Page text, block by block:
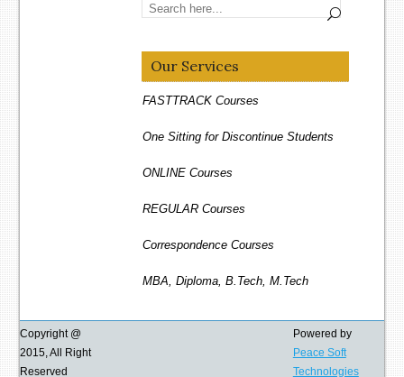
Our Services
FASTTRACK Courses
One Sitting for Discontinue Students
ONLINE Courses
REGULAR Courses
Correspondence Courses
MBA, Diploma, B.Tech, M.Tech
Ph.D Guidence & Journel Publications
Copyright @
2015, All Right
Reserved
Powered by
Peace Soft
Technologies